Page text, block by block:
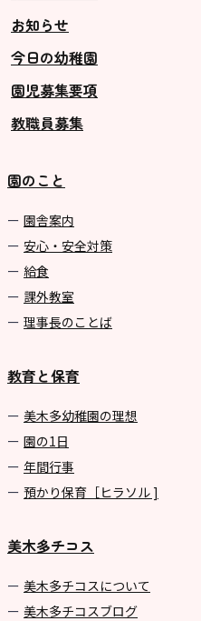
お知らせ
今日の幼稚園
園児募集要項
教職員募集
園のこと
園舎案内
安心・安全対策
給食
課外教室
理事長のことば
教育と保育
美⽊多幼稚園の理想
園の1⽇
年間⾏事
預かり保育［ヒラソル ]
美木多チコス
美⽊多チコスについて
美⽊多チコスブログ